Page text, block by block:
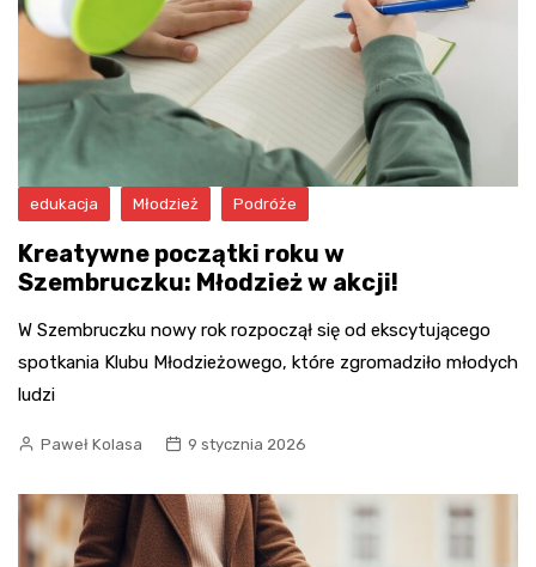
edukacja Młodzież Podróże
Kreatywne początki roku w
Szembruczku: Młodzież w akcji!
W Szembruczku nowy rok rozpoczął się od ekscytującego
spotkania Klubu Młodzieżowego, które zgromadziło młodych
ludzi
Paweł Kolasa 9 stycznia 2026